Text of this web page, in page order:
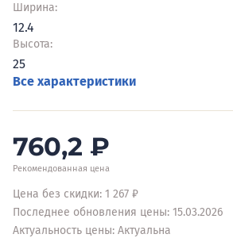
Ширина:
12.4
Высота:
25
Все характеристики
760,2 ₽
Рекомендованная цена
Цена без скидки: 1 267 ₽
Последнее обновления цены: 15.03.2026
Актуальность цены: Актуальна